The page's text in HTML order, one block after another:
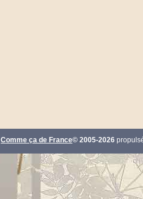
Comme ça de France© 2005-2026